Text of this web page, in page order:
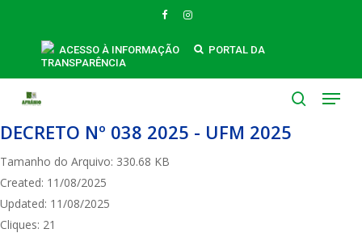
FACEBOOKINSTAGRAM
ACESSO À INFORMAÇÃO
PORTAL DA
TRANSPARÊNCIA
Menu
DECRETO Nº 038 2025 - UFM 2025
Tamanho do Arquivo: 330.68 KB
Created: 11/08/2025
Updated: 11/08/2025
Cliques: 21